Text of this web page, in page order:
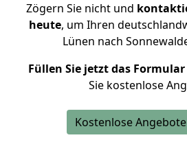
Zögern Sie nicht und
heute, um Ihren
Lünen nach
Füllen Sie jetzt das
Sie kostenlose
Kostenlose